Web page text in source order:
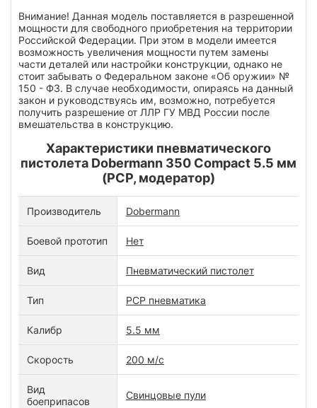
Внимание! Данная модель поставляется в разрешенной
мощности для свободного приобретения на территории
Российской Федерации. При этом в модели имеется
возможность увеличения мощности путем замены
части деталей или настройки конструкции, однако не
стоит забывать о Федеральном законе «Об оружии» №
150 - ФЗ. В случае необходимости, опираясь на данный
закон и руководствуясь им, возможно, потребуется
получить разрешение от ЛЛР ГУ МВД России после
вмешательства в конструкцию.
Характеристики пневматического
пистолета Dobermann 350 Compact 5.5 мм
(PCP, модератор)
Производитель Dobermann
Боевой прототип Нет
Вид Пневматический пистолет
Тип PCP пневматика
Калибр 5.5 мм
Скорость 200 м/c
Вид
боеприпасов
Свинцовые пули